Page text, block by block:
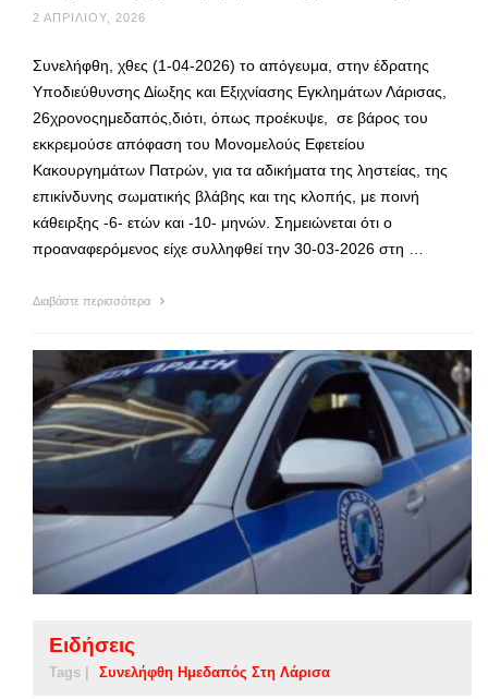
2 ΑΠΡΙΛΊΟΥ, 2026
Συνελήφθη, χθες (1-04-2026) το απόγευμα, στην έδρατης
Υποδιεύθυνσης Δίωξης και Εξιχνίασης Εγκλημάτων Λάρισας,
26χρονοςημεδαπός,διότι, όπως προέκυψε, σε βάρος του
εκκρεμούσε απόφαση του Μονομελούς Εφετείου
Κακουργημάτων Πατρών, για τα αδικήματα της ληστείας, της
επικίνδυνης σωματικής βλάβης και της κλοπής, με ποινή
κάθειρξης -6- ετών και -10- μηνών. Σημειώνεται ότι ο
προαναφερόμενος είχε συλληφθεί την 30-03-2026 στη …
Διαβάστε περισσότερα
Ειδήσεις
Tags | Συνελήφθη Ημεδαπός Στη Λάρισα